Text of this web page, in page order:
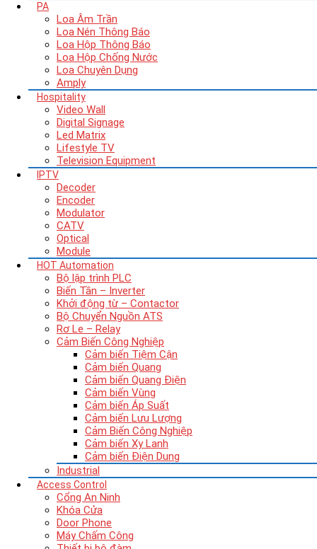
PA
Loa Âm Trần
Loa Nén Thông Báo
Loa Hộp Thông Báo
Loa Hộp Chống Nước
Loa Chuyên Dụng
Amply
Hospitality
Video Wall
Digital Signage
Led Matrix
Lifestyle TV
Television Equipment
IPTV
Decoder
Encoder
Modulator
CATV
Optical
Module
HOT Automation
Bộ lập trình PLC
Biến Tần – Inverter
Khởi động từ – Contactor
Bộ Chuyển Nguồn ATS
Rơ Le – Relay
Cảm Biến Công Nghiệp
Cảm biến Tiệm Cận
Cảm biến Quang
Cảm biến Quang Điện
Cảm biến Vùng
Cảm biến Áp Suất
Cảm biến Lưu Lượng
Cảm Biến Công Nghiệp
Cảm biến Xy Lanh
Cảm biến Điện Dung
Industrial
Access Control
Cổng An Ninh
Khóa Cửa
Door Phone
Máy Chấm Công